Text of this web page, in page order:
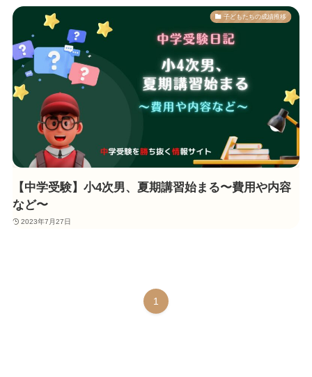
子どもたちの成績推移
【中学受験】小4次男、夏期講習始まる〜費用や内容
など〜
2023年7月27日
1